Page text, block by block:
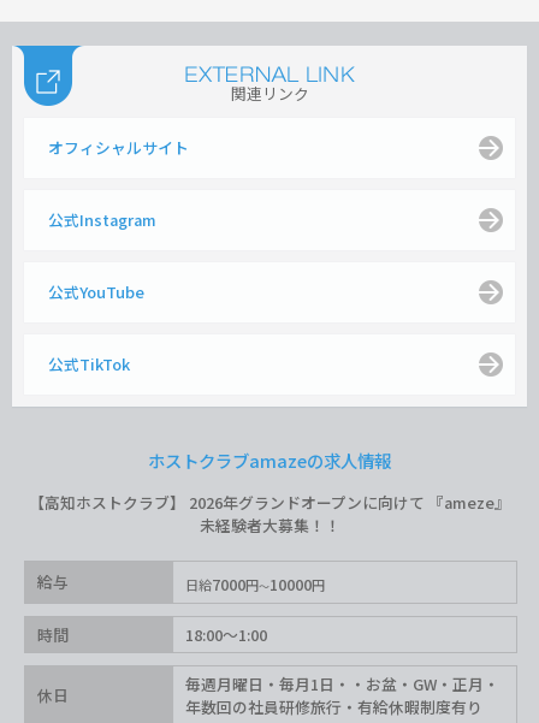
関連リンク
オフィシャルサイト
公式Instagram
公式YouTube
公式TikTok
ホストクラブamazeの求人情報
【高知ホストクラブ】 2026年グランドオープンに向けて 『ameze』
未経験者大募集！！
給与 日給7000円 10000円
時間 18:00〜1:00
休日
毎週月曜日・毎月1日・・お盆・GW・正月・
年数回の社員研修旅行・有給休暇制度有り